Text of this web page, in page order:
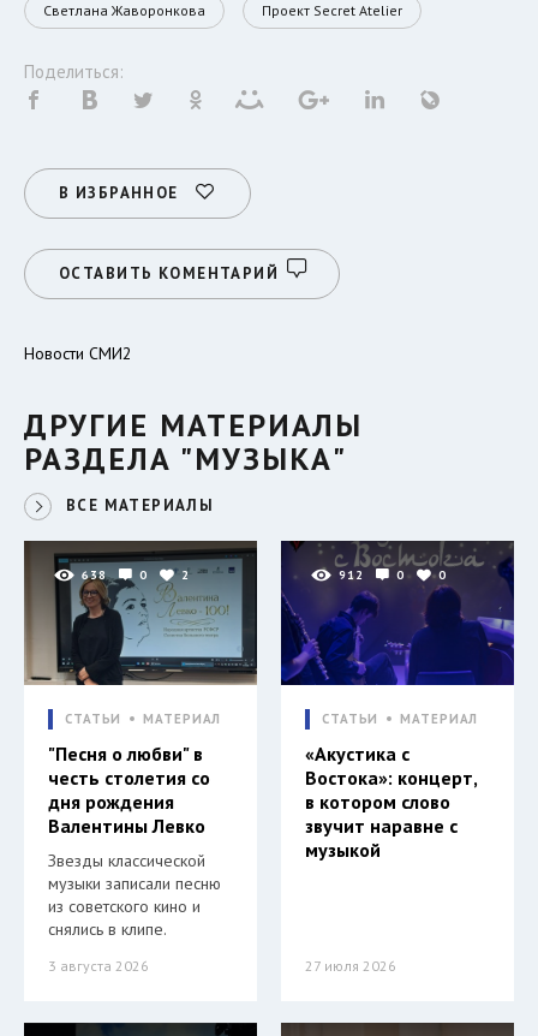
Светлана Жаворонкова Проект Secret Atelier
Поделиться:
В ИЗБРАННОЕ
ОСТАВИТЬ КОМЕНТАРИЙ
Новости СМИ2
ДРУГИЕ МАТЕРИАЛЫ
РАЗДЕЛА "МУЗЫКА"
ВСЕ МАТЕРИАЛЫ
638 0 2
СТАТЬИ МАТЕРИАЛ
"Песня о любви" в
честь столетия со
дня рождения
Валентины Левко
Звезды классической
музыки записали песню
из советского кино и
снялись в клипе.
3 августа 2026
912 0 0
СТАТЬИ МАТЕРИАЛ
«Акустика с
Востока»: концерт,
в котором слово
звучит наравне с
музыкой
27 июля 2026